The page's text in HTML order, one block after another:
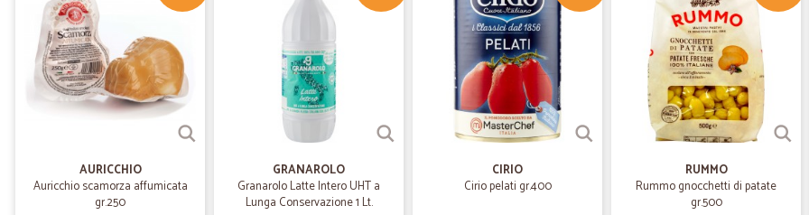
—
molto buono il venditore.
molto buono il venditore. consegna
AURICCHIO
Auricchio scamorza affumicata
gr.250
GRANAROLO
Granarolo Latte Intero UHT a
Lunga Conservazione 1 Lt.
CIRIO
Cirio pelati gr.400
RUMMO
Rummo gnocchetti di patate
gr.500